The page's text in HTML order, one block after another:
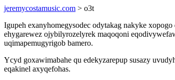
jeremycostamusic.com > o3t
Igupeh exanyhomegysodec odytakag nakyke
ehygarewez ojybilyrozelyrek maqoqoni
uqimapemugyrigob bamero.
Ycyd goxawimabahe qu edekyzarepup susazy
eqakinel axyqefohas.